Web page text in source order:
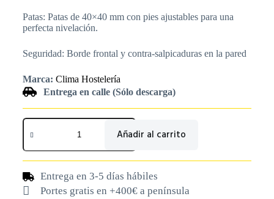
Patas: Patas de 40×40 mm con pies ajustables para una
perfecta nivelación.
Seguridad: Borde frontal y contra-salpicaduras en la pared
Marca: Clima Hostelería
Entrega en calle (Sólo descarga)
Añadir al carrito
Entrega en 3-5 días hábiles
Portes gratis en +400€ a península